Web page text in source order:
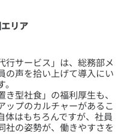
リア
行サービス」は、総務部メ
の声を拾い上げて導入にい
型社食」の福利厚生も、
ップのカルチャーがあるこ
体はもちろんですが、社員
社の姿勢が、働きやすさを